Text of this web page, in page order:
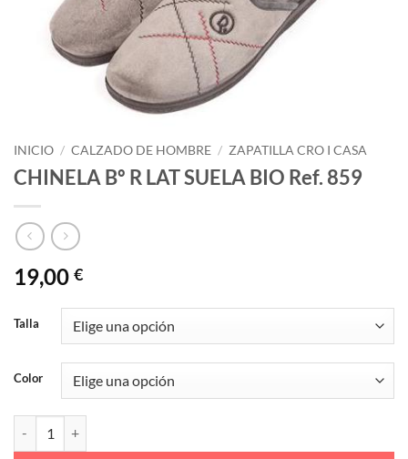
INICIO / CALZADO DE HOMBRE / ZAPATILLA CRO I CASA
CHINELA Bº R LAT SUELA BIO Ref. 859
19,00 €
Talla
Color